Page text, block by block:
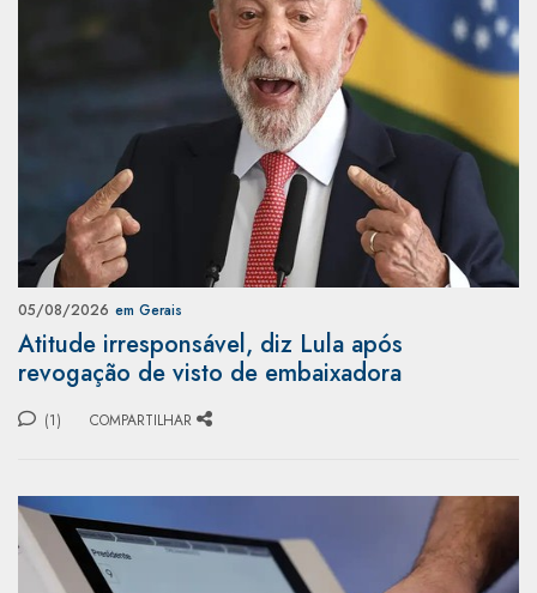
05/08/2026 em Gerais
Atitude irresponsável, diz Lula após
revogação de visto de embaixadora
(1) COMPARTILHAR